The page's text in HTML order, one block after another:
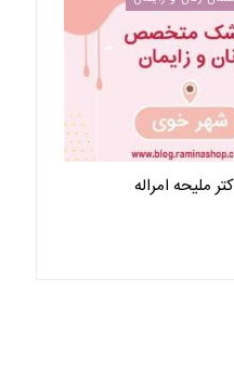
ملیحه امراله